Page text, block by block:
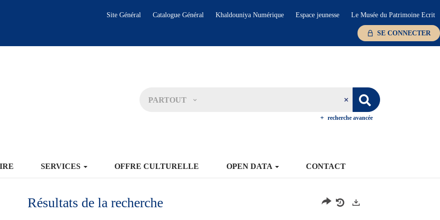
Site Général Catalogue Général Khaldouniya Numérique Espace jeunesse Le Musée du Patrimoine Ecrit
SE CONNECTER
PARTOUT
recherche avancée
SERVICES OFFRE CULTURELLE OPEN DATA CONTACT
Résultats de la recherche